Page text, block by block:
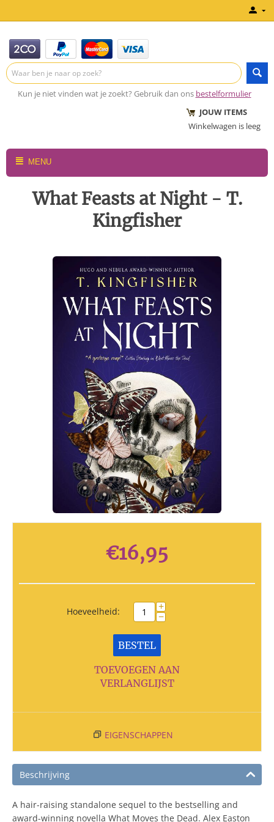
Kun je niet vinden wat je zoekt? Gebruik dan ons bestelformulier
JOUW ITEMS
Winkelwagen is leeg
MENU
What Feasts at Night - T.
Kingfisher
€16,95
Hoeveelheid: +
−
BESTEL
TOEVOEGEN AAN
VERLANGLIJST
EIGENSCHAPPEN
Beschrijving
A hair-raising standalone sequel to the bestselling and
award-winning novella What Moves the Dead. Alex Easton